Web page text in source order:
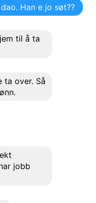
Han e jo søt??
til å ta
ta over. Så
jobb